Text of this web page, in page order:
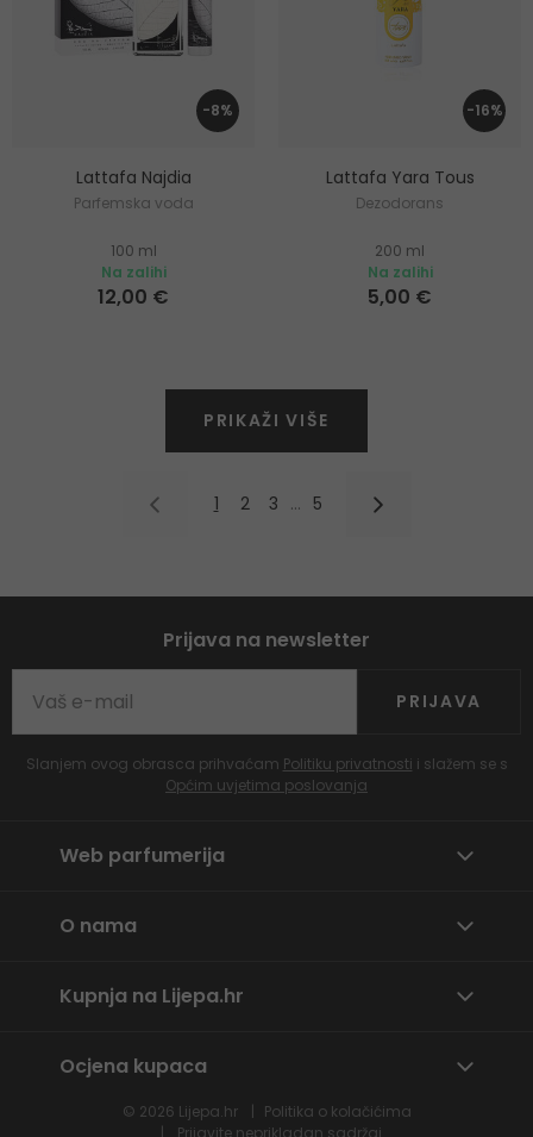
-8%
Lattafa Najdia
Parfemska voda
100 ml
Na zalihi
12,00 €
-16%
Lattafa Yara Tous
Dezodorans
200 ml
Na zalihi
5,00 €
PRIKAŽI VIŠE
1 2 3 … 5
Prijava na newsletter
PRIJAVA
Slanjem ovog obrasca prihvaćam Politiku privatnosti i slažem se s
Općim uvjetima poslovanja
Web parfumerija
O nama
Kupnja na Lijepa.hr
Ocjena kupaca
© 2026 Lijepa.hr
Politika o kolačićima